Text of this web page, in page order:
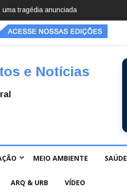
filho
e Notícias
MEIO AMBIENTE SAÚDE
ARQ & URB VÍDEO